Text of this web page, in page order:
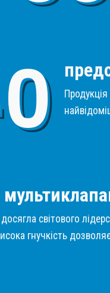
світового
гнучкість